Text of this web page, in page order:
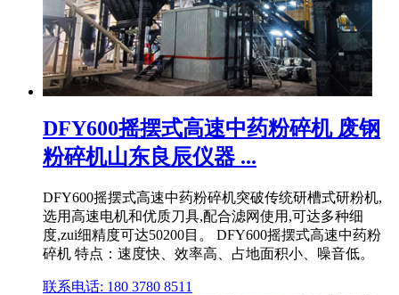
DFY600摇摆式高速中药粉碎机 废钢
粉碎机山东良辰仪器 ...
DFY600摇摆式高速中药粉碎机突破传统研槽式研粉机,
选用高速电机和优质刀具,配合滤网使用,可达多种细
度,zui细精度可达50200目。 DFY600摇摆式高速中药粉
碎机 特点：速度快、效率高、占地面积小、噪音低。
联系电话: 180 3780 8511